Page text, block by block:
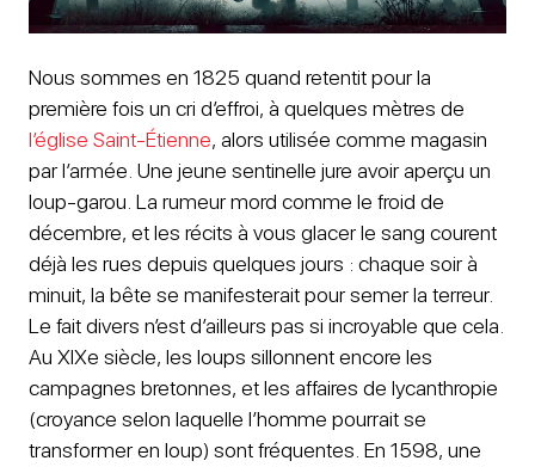
Nous sommes en 1825 quand retentit pour la
première fois un cri d’effroi, à quelques mètres de
l’église Saint-Étienne, alors utilisée comme magasin
par l’armée. Une jeune sentinelle jure avoir aperçu un
loup-garou. La rumeur mord comme le froid de
décembre, et les récits à vous glacer le sang courent
déjà les rues depuis quelques jours : chaque soir à
minuit, la bête se manifesterait pour semer la terreur.
Le fait divers n’est d’ailleurs pas si incroyable que cela.
Au XIXe siècle, les loups sillonnent encore les
campagnes bretonnes, et les affaires de lycanthropie
(croyance selon laquelle l’homme pourrait se
transformer en loup) sont fréquentes. En 1598, une